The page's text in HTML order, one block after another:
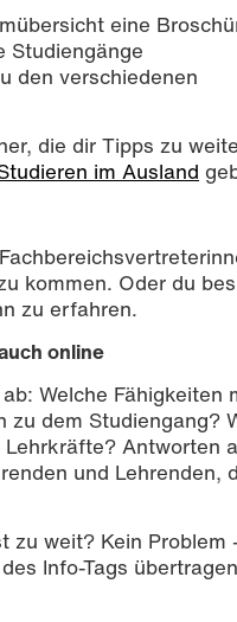
eine
Studiengänge
den verschiedenen
die dir Tipps zu
im Ausland
kommen. Oder du
zu erfahren.
online
Welche Fähigkeiten
dem Studiengang?
Antworten
und Lehrenden,
zu weit? Kein Problem
Info-Tags